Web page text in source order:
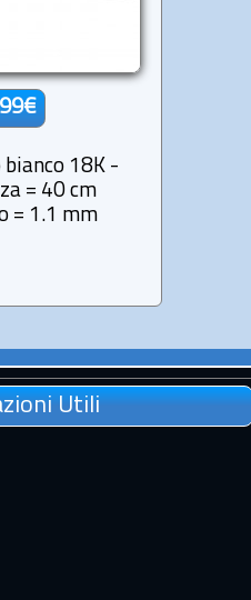
bianco 18K -
= 40 cm
= 1.1 mm
Utili